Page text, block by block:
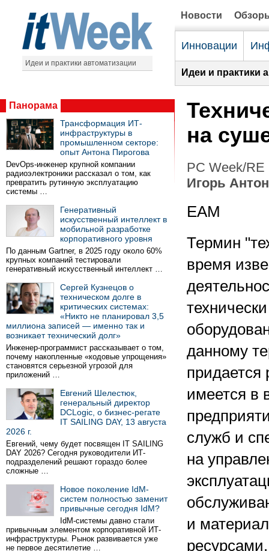
Идеи и практики автоматизации
Новости
Инновации
Идеи и практики
Панорама
Трансформация ИТ-
инфраструктуры в
промышленном секторе:
опыт Антона Пирогова
DevOps-инженер крупной компании
радиоэлектроники рассказал о том, как
превратить рутинную эксплуатацию
системы …
Генеративный
искусственный интеллект в
мобильной разработке
корпоративного уровня
По данным Gartner, в 2025 году около 60%
крупных компаний тестировали
генеративный искусственный интеллект …
Сергей Кузнецов о
техническом долге в
критических системах:
«Никто не планировал 3,5
миллиона записей — именно так и
возникает технический долг»
Инженер-программист рассказывает о том,
почему накопленные «кодовые упрощения»
становятся серьезной угрозой для
приложений …
Евгений Шелестюк,
генеральный директор
DCLogic, о бизнес-регате
IT SAILING DAY, 13 августа
2026 г.
Евгений, чему будет посвящен IT SAILING
DAY 2026? Сегодня руководители ИТ-
подразделений решают гораздо более
сложные …
Новое поколение IdM-
систем полностью заменит
привычные сегодня IdM?
IdM-системы давно стали
привычным элементом корпоративной ИТ-
инфраструктуры. Рынок развивается уже
не первое десятилетие …
на
PC Week/RE
Игорь
EAM
Термин
время
данному
придается
имеется в
служб и
на
и